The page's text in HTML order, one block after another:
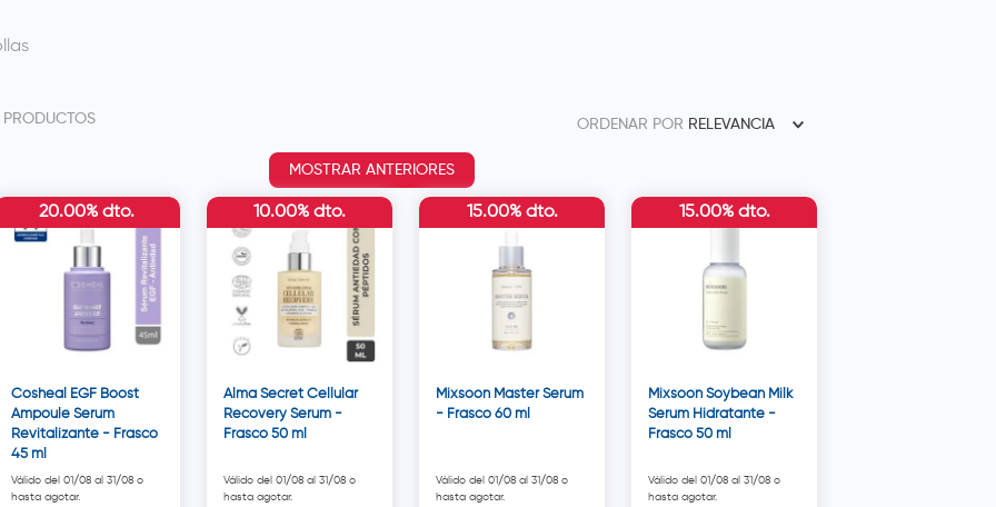
PRODUCTOS ORDENAR POR RELEVANCIA
MOSTRAR ANTERIORES
Cosheal EGF Boost
Ampoule Serum
Revitalizante - Frasco
45 ml
Válido del 01/08 al 31/08 o
hasta agotar.
20.00% dto.
Alma Secret Cellular
Recovery Serum -
Frasco 50 ml
Válido del 01/08 al 31/08 o
hasta agotar.
10.00% dto.
Mixsoon Master Serum
- Frasco 60 ml
Válido del 01/08 al 31/08 o
hasta agotar.
15.00% dto.
Mixsoon Soybean Milk
Serum Hidratante -
Frasco 50 ml
Válido del 01/08 al 31/08 o
hasta agotar.
15.00% dto.